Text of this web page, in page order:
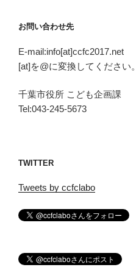
お問い合わせ先
E-mail:info[at]ccfc2017.net
[at]を@に変換してください。
千葉市役所 こども企画課
Tel:043-245-5673
TWITTER
Tweets by ccfclabo